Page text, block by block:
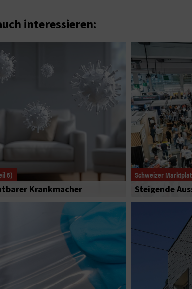
interessieren:
6)
Krankmacher
Schweizer
Steigende